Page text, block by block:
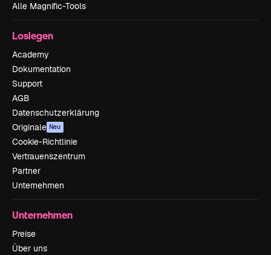
Alle Magnific-Tools
Loslegen
Academy
Dokumentation
Support
AGB
Datenschutzerklärung
Originale Neu
Cookie-Richtlinie
Vertrauenszentrum
Partner
Unternehmen
Unternehmen
Preise
Über uns